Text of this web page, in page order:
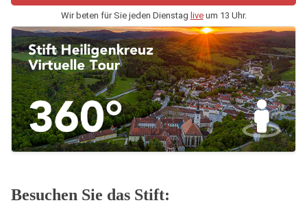
Wir beten für Sie jeden Dienstag liveum 13 Uhr.
Besuchen Sie das Stift: